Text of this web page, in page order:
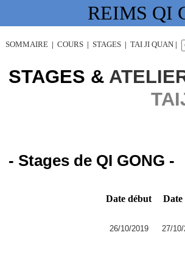
REIMS QI
SOMMAIRE | COURS | STAGES | TAI JI QUAN |
STAGES &
- Stages de QI
Date début Date
26/10/2019 27/10/